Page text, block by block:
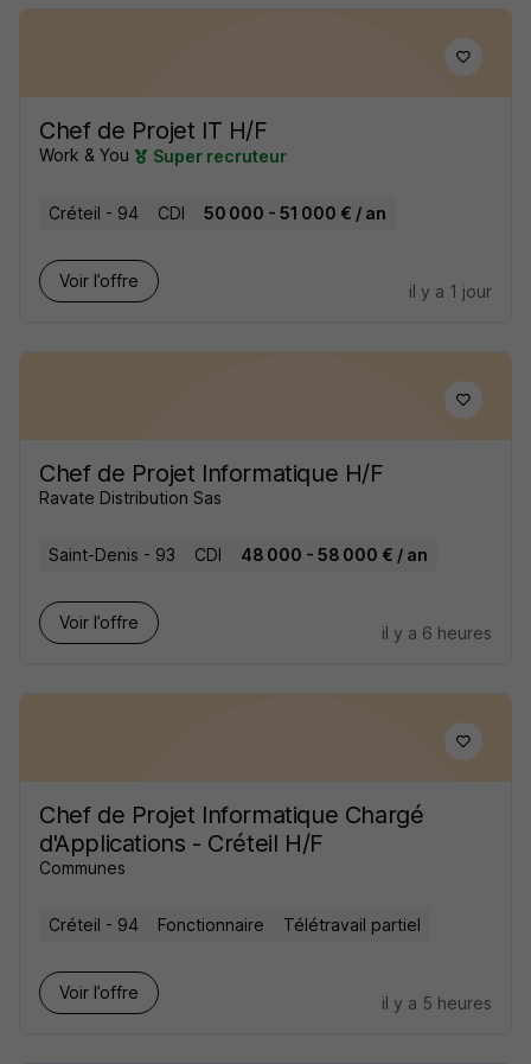
Chef de Projet IT H/F
Work & You Super recruteur
Créteil - 94 CDI 50 000 - 51 000 € / an
Voir l’offre
il y a 1 jour
Chef de Projet Informatique H/F
Ravate Distribution Sas
Saint-Denis - 93 CDI 48 000 - 58 000 € / an
Voir l’offre
il y a 6 heures
Chef de Projet Informatique Chargé
d'Applications - Créteil H/F
Communes
Créteil - 94 Fonctionnaire Télétravail partiel
Voir l’offre
il y a 5 heures